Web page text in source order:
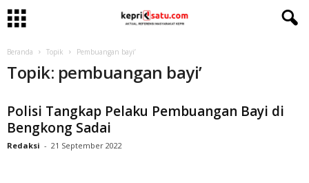
Beranda Topik Pembuangan bayi’
Topik: pembuangan bayi’
Polisi Tangkap Pelaku Pembuangan Bayi di
Bengkong Sadai
Redaksi - 21 September 2022